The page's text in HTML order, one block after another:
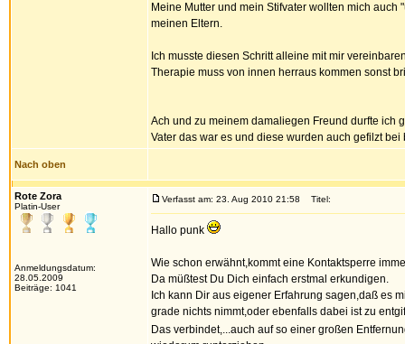
Meine Mutter und mein Stifvater wollten mich
meinen Eltern.
Ich musste diesen Schritt alleine mit mir
Therapie muss von innen herraus kommen sonst
Ach und zu meinem damaliegen Freund durfte ich
Vater das war es und diese wurden auch gefilzt bei
Nach oben
Rote Zora
Platin-User
Anmeldungsdatum:
28.05.2009
Beiträge: 1041
Verfasst am: 23. Aug 2010 21:58 Titel:
Hallo punk
Wie schon erwähnt,kommt eine Kontaktsperre
Da müßtest Du Dich einfach erstmal erkundigen.
Ich kann Dir aus eigener Erfahrung sagen,daß es
grade nichts nimmt,oder ebenfalls dabei ist zu
Das verbindet,...auch auf so einer großen